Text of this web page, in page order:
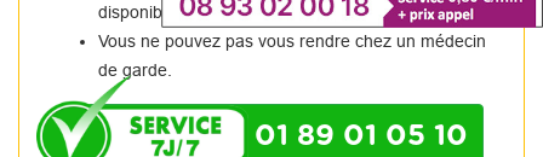
disponible.
Vous ne pouvez pas vous rendre chez un médecin
de garde.
01 89 01 05 10